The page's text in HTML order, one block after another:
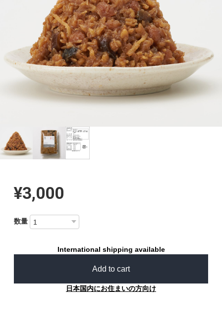
¥3,000
数量
International shipping available
Add to cart
日本国内にお住まいの方向け